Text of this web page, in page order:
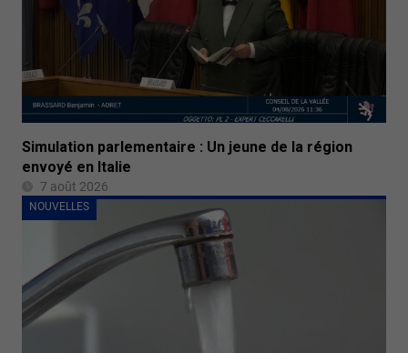
Simulation parlementaire : Un jeune de la région
envoyé en Italie
7 août 2026
NOUVELLES